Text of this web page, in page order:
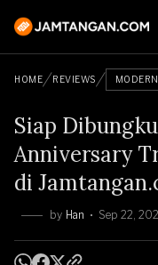
HOME REVIEWS
Siap
Anniversary
di
by Han Sep 22,